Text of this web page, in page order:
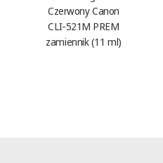
Czerwony Canon
CLI-521M PREM
zamiennik (11 ml)